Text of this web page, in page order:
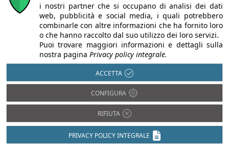
21/07/2026
Edilizia sostenibile: da iNEST nuovi
materiali e tecnologie per il retrofit degli
Nuovi materiali e tecnologie per il retrofit edilizio: i
progetti iNEST tra legno, riciclo e economia ...
i nostri partner che si occupano di analisi dei dati
web, pubblicità e social media, i quali potrebbero
combinarle con altre informazioni che ha fornito loro
o che hanno raccolto dal suo utilizzo dei loro servizi.
Puoi trovare maggiori informazioni e dettagli sulla
nostra pagina Privacy policy integrale.
ACCETTA
CONFIGURA
RIFIUTA
PRIVACY POLICY INTEGRALE